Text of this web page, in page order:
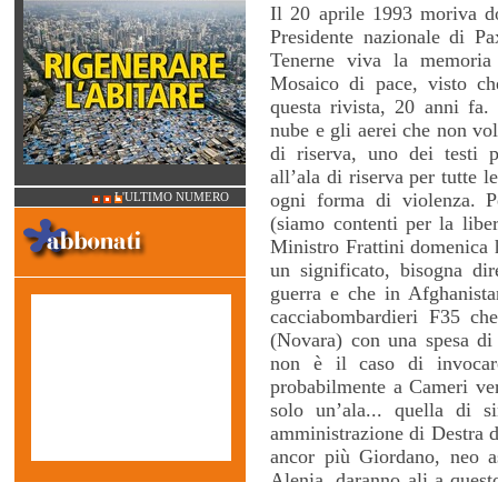
Il 20 aprile 1993 moriva
Presidente nazionale di
Tenerne viva la
Mosaico di pace, visto
questa rivista, 20 anni
nube e gli aerei che non
di riserva, uno dei testi
all’ala di riserva per tutte
ogni forma di violenza.
(siamo contenti per la
Ministro Frattini domenica
un significato, bisogna
guerra e che in
cacciabombardieri F35
(Novara) con una spesa
non è il caso di
probabilmente a Cameri
solo un’ala... quella di
amministrazione di Destra
ancor più Giordano, neo
L'ULTIMO NUMERO